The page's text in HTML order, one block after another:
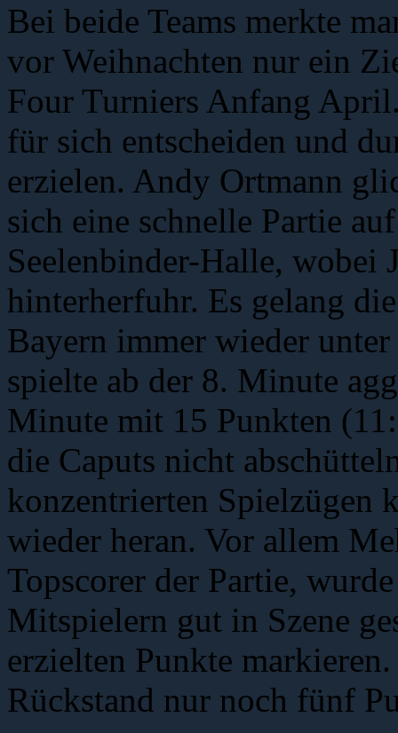
Bei beide Teams merkte
vor Weihnachten nur ein
Four Turniers Anfang
für sich entscheiden und
erzielen. Andy Ortmann
sich eine schnelle Partie
Seelenbinder-Halle, wobei
hinterherfuhr. Es gelang
Bayern immer wieder
spielte ab der 8. Minute
Minute mit 15 Punkten
die Caputs nicht
konzentrierten Spielzügen
wieder heran. Vor allem
Topscorer der Partie,
Mitspielern gut in Szene
erzielten Punkte
Rückstand nur noch fünf